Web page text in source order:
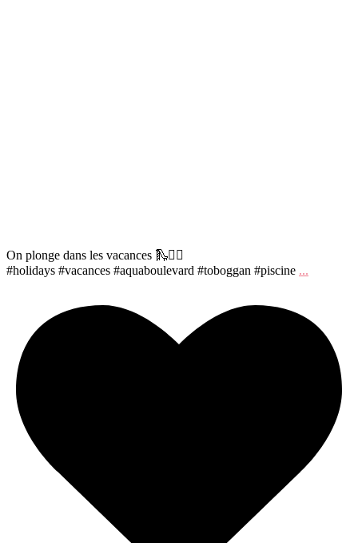
On plonge dans les vacances 🛝🏊‍♀️
#holidays #vacances #aquaboulevard #toboggan #piscine ...